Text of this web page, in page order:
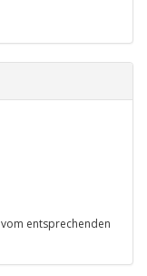
entsprechenden